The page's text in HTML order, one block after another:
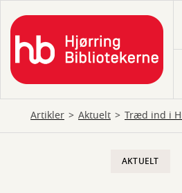
hovedindhold
Artikler Aktuelt Træd ind i
AKTUELT